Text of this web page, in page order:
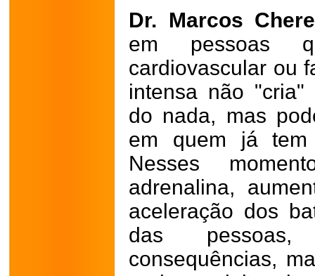
Dr. Marcos
em pessoas
cardiovascular ou
intensa não
do nada, mas
em quem já tem
Nesses
adrenalina,
aceleração dos
das
consequências,